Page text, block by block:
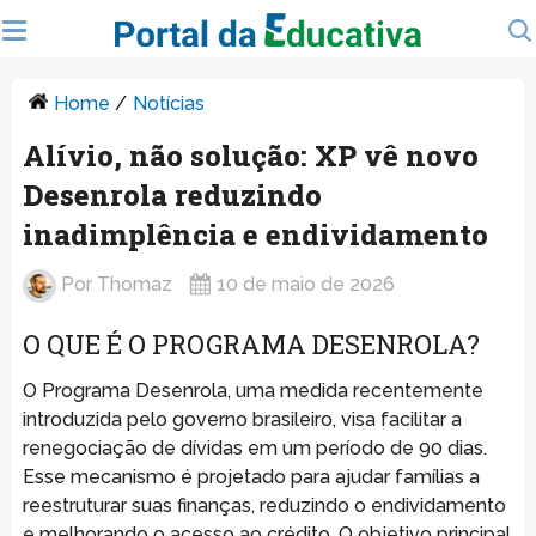
Home / Notícias
Alívio, não solução: XP vê novo
Desenrola reduzindo
inadimplência e endividamento
Por Thomaz 10 de maio de 2026
O QUE É O PROGRAMA DESENROLA?
O Programa Desenrola, uma medida recentemente
introduzida pelo governo brasileiro, visa facilitar a
renegociação de dívidas em um período de 90 dias.
Esse mecanismo é projetado para ajudar famílias a
reestruturar suas finanças, reduzindo o endividamento